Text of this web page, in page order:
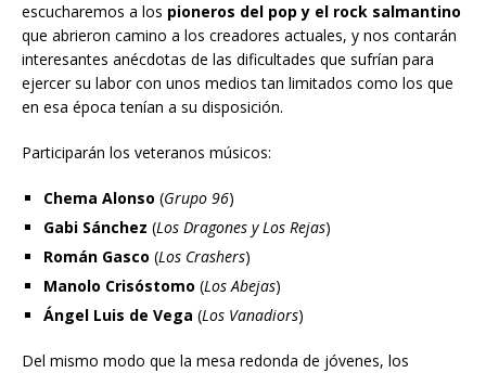
escucharemos a los pioneros del pop y el rock salmantino
que abrieron camino a los creadores actuales, y nos contarán
interesantes anécdotas de las dificultades que sufrían para
ejercer su labor con unos medios tan limitados como los que
en esa época tenían a su disposición.
Participarán los veteranos músicos:
Chema Alonso (Grupo 96)
Gabi Sánchez (Los Dragones y Los Rejas)
Román Gasco (Los Crashers)
Manolo Crisóstomo (Los Abejas)
Ángel Luis de Vega (Los Vanadiors)
Del mismo modo que la mesa redonda de jóvenes, los